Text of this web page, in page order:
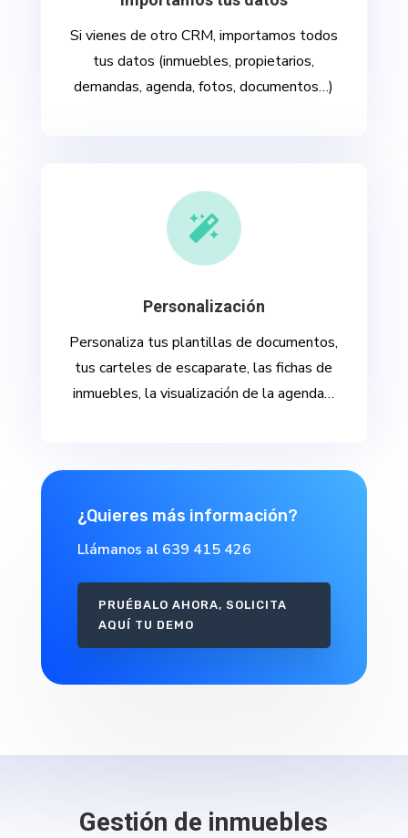
Si vienes de otro CRM, importamos todos
tus datos (inmuebles, propietarios,
demandas, agenda, fotos, documentos…)

Personalización
Personaliza tus plantillas de documentos,
tus carteles de escaparate, las fichas de
inmuebles, la visualización de la agenda…
¿Quieres más información?
Llámanos al 639 415 426
PRUÉBALO AHORA, SOLICITA
AQUÍ TU DEMO
Gestión de inmuebles